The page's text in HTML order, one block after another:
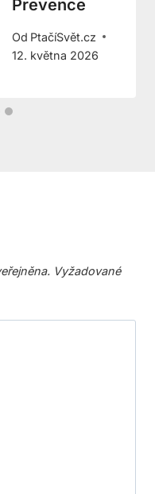
Prevence
Od PtačíSvět.cz
12. května 2026
Vyžadované